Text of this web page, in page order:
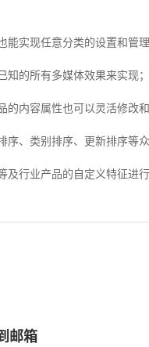
实现任意分类的设置和管理
的所有多媒体效果来实现；
内容属性也可以灵活修改和
、类别排序、更新排序等众
行业产品的自定义特征进行
邮箱